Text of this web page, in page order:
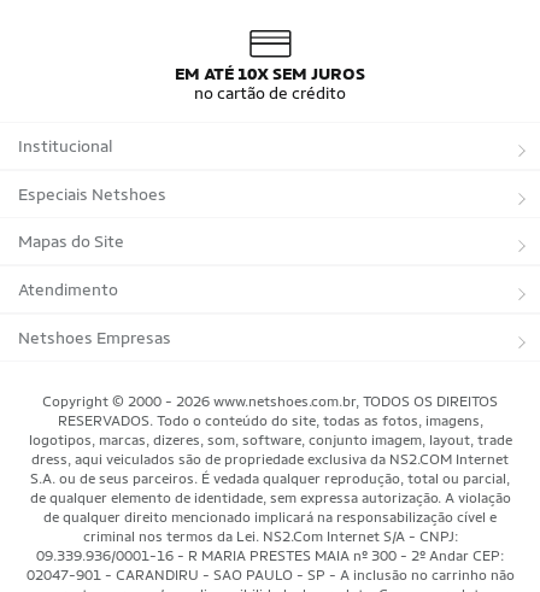
Camisa do Brasil Feminina
Camisas Adidas Seleções Home
Bola Trionda Campo
EM ATÉ 10X SEM JUROS
no cartão de crédito
Institucional
Sobre a Netshoes
Política de Privacidade
Programa de Afiliados
Regulamentos
Programa de Integridade
Blog
Black Friday Magalu
Black Friday Netshoes
Especiais Netshoes
Suplementos
Corrida
Bicicletas
Basquete
Motorsport
Saúde Bem-Estar
Mapas do Site
Marcas
Tipos de Produtos
Atendimento
Trocas e devoluções
Minha Conta
Meus Pedidos
Pagamentos
Cancelamentos
Netshoes Empresas
Copyright © 2000 - 2026 www.netshoes.com.br, TODOS OS DIREITOS
RESERVADOS. Todo o conteúdo do site, todas as fotos, imagens,
logotipos, marcas, dizeres, som, software, conjunto imagem, layout, trade
dress, aqui veiculados são de propriedade exclusiva da NS2.COM Internet
S.A. ou de seus parceiros. É vedada qualquer reprodução, total ou parcial,
de qualquer elemento de identidade, sem expressa autorização. A violação
de qualquer direito mencionado implicará na responsabilização cível e
criminal nos termos da Lei. NS2.Com Internet S/A - CNPJ:
09.339.936/0001-16 - R MARIA PRESTES MAIA nº 300 - 2º Andar CEP:
02047-901 - CARANDIRU - SAO PAULO - SP - A inclusão no carrinho não